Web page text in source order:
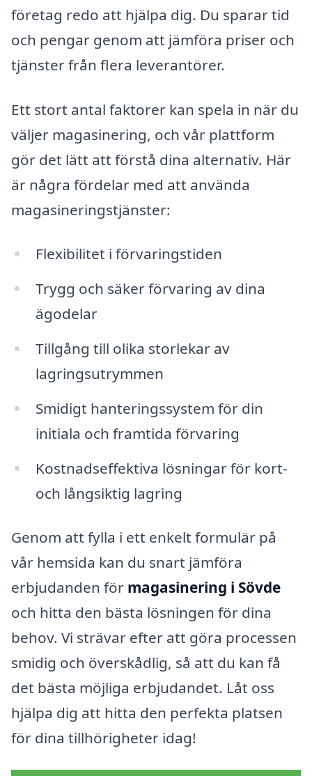
företag redo att hjälpa dig. Du sparar tid
och pengar genom att jämföra priser och
tjänster från flera leverantörer.
Ett stort antal faktorer kan spela in när du
väljer magasinering, och vår plattform
gör det lätt att förstå dina alternativ. Här
är några fördelar med att använda
magasineringstjänster:
Flexibilitet i förvaringstiden
Trygg och säker förvaring av dina
ägodelar
Tillgång till olika storlekar av
lagringsutrymmen
Smidigt hanteringssystem för din
initiala och framtida förvaring
Kostnadseffektiva lösningar för kort-
och långsiktig lagring
Genom att fylla i ett enkelt formulär på
vår hemsida kan du snart jämföra
erbjudanden för magasinering i Sövde
och hitta den bästa lösningen för dina
behov. Vi strävar efter att göra processen
smidig och överskådlig, så att du kan få
det bästa möjliga erbjudandet. Låt oss
hjälpa dig att hitta den perfekta platsen
för dina tillhörigheter idag!